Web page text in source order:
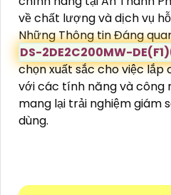
về chất lượng và dịch vụ
Những Thông tin Đáng
DS-2DE2C200MW-
chọn xuất sắc cho việc lắp
với các tính năng và công
mang lại trải nghiệm giám
dùng.